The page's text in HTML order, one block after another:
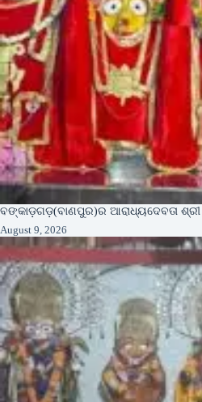
ବଙ୍କାଡ଼ଗଡ଼(ବାଣପୁର)ର ଆରାଧ୍ୟଦେବତା
August 9, 2026